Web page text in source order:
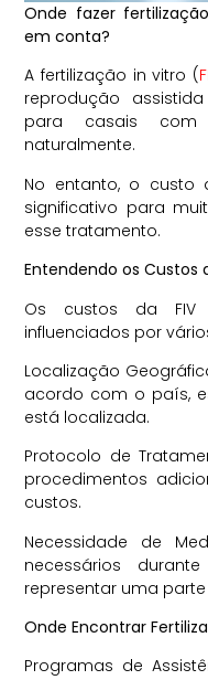
Onde fazer
em conta?
A fertilização in vitro (
reprodução
para casais com
naturalmente.
No entanto, o custo
significativo para
esse tratamento.
Entendendo os Custos
Os custos da FIV
influenciados por
Localização
acordo com o país,
está localizada.
Protocolo de
procedimentos
custos.
Necessidade de
necessários
representar uma
Onde Encontrar
Programas de